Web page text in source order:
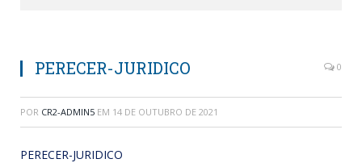
PERECER-JURIDICO 0
POR CR2-ADMIN5 EM 14 DE OUTUBRO DE 2021
PERECER-JURIDICO